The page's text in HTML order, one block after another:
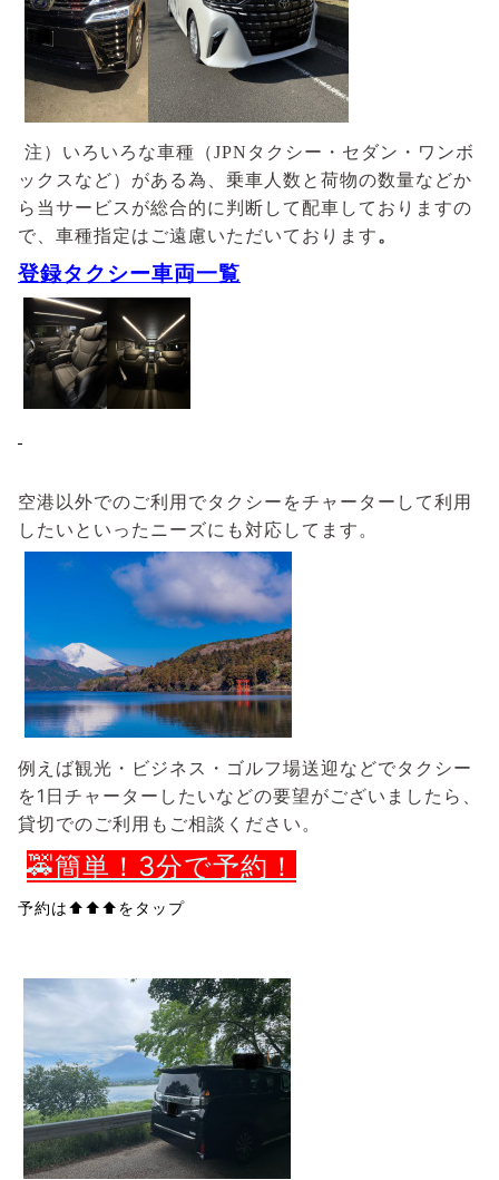
注）いろいろな車種（JPNタクシー・セダン・ワンボ
ックスなど）がある為、乗車人数と荷物の数量などか
ら当サービスが総合的に判断して配車しておりますの
で、車種指定はご遠慮いただいております。
登録タクシー車両一覧
空港以外でのご利用でタクシーをチャーターして利用
したいといったニーズにも対応してます。
例えば観光・ビジネス・ゴルフ場送迎などでタクシー
を1日チャーターしたいなどの要望がございましたら、
貸切でのご利用もご相談ください。
🚕簡単！3分で予約！
予約は⬆️⬆️⬆️を タップ